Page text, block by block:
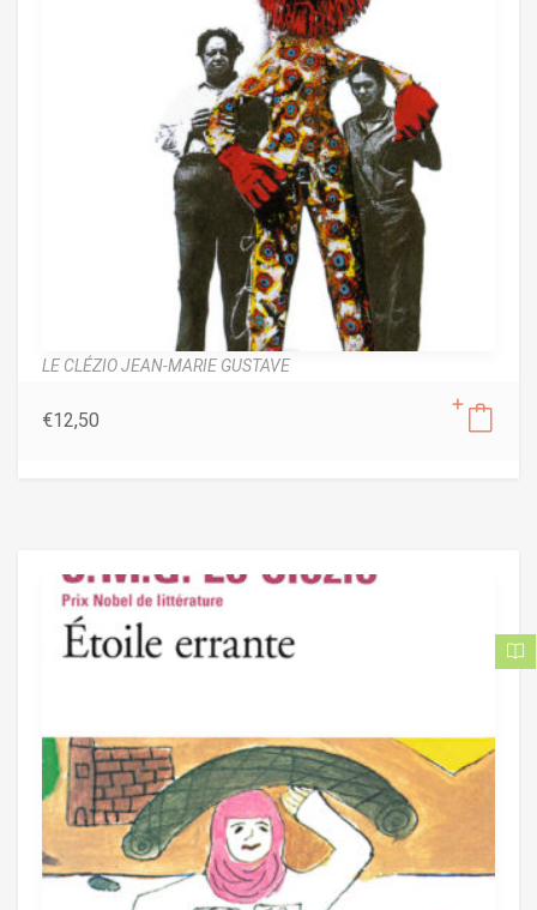
LE CLÉZIO JEAN-MARIE GUSTAVE
€12,50